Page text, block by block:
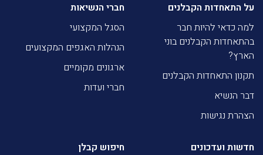
על התאחדות הקבלנים
למה כדאי להיות חבר
בהתאחדות הקבלנים בוני
הארץ?
תקנון התאחדות הקבלנים
דבר הנשיא
הצהרת נגישות
חברי הנשיאות
הסגל המקצועי
הנהלות האגפים המקצועים
ארגונים מקומיים
חברי ועדות
חדשות ועדכונים
חיפוש קבלן